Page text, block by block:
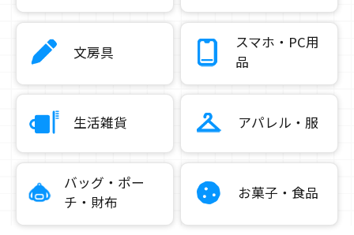
文房具
スマホ・PC用
品
生活雑貨 アパレル・服
バッグ・ポー
チ・財布
お菓子・食品